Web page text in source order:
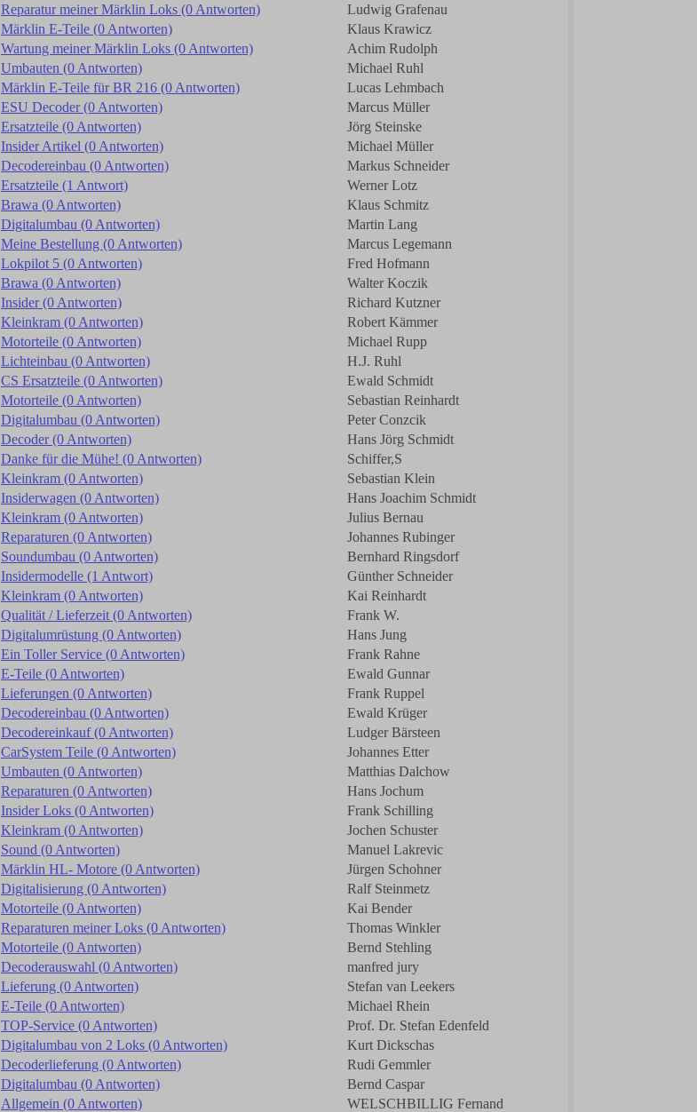
Reparatur meiner Märklin Loks (0 Antworten)
Ludwig Grafenau
Märklin E-Teile (0 Antworten)
Klaus Krawicz
Wartung meiner Märklin Loks (0 Antworten)
Achim Rudolph
Umbauten (0 Antworten)
Michael Ruhl
Märklin E-Teile für BR 216 (0 Antworten)
Lucas Lehmbach
ESU Decoder (0 Antworten)
Marcus Müller
Ersatzteile (0 Antworten)
Jörg Steinske
Insider Artikel (0 Antworten)
Michael Müller
Decodereinbau (0 Antworten)
Markus Schneider
Ersatzteile (1 Antwort)
Werner Lotz
Brawa (0 Antworten)
Klaus Schmitz
Digitalumbau (0 Antworten)
Martin Lang
Meine Bestellung (0 Antworten)
Marcus Legemann
Lokpilot 5 (0 Antworten)
Fred Hofmann
Brawa (0 Antworten)
Walter Koczik
Insider (0 Antworten)
Richard Kutzner
Kleinkram (0 Antworten)
Robert Kämmer
Motorteile (0 Antworten)
Michael Rupp
Lichteinbau (0 Antworten)
H.J. Ruhl
CS Ersatzteile (0 Antworten)
Ewald Schmidt
Motorteile (0 Antworten)
Sebastian Reinhardt
Digitalumbau (0 Antworten)
Peter Conzcik
Decoder (0 Antworten)
Hans Jörg Schmidt
Danke für die Mühe! (0 Antworten)
Schiffer,S
Kleinkram (0 Antworten)
Sebastian Klein
Insiderwagen (0 Antworten)
Hans Joachim Schmidt
Kleinkram (0 Antworten)
Julius Bernau
Reparaturen (0 Antworten)
Johannes Rubinger
Soundumbau (0 Antworten)
Bernhard Ringsdorf
Insidermodelle (1 Antwort)
Günther Schneider
Kleinkram (0 Antworten)
Kai Reinhardt
Qualität / Lieferzeit (0 Antworten)
Frank W.
Digitalumrüstung (0 Antworten)
Hans Jung
Ein Toller Service (0 Antworten)
Frank Rahne
E-Teile (0 Antworten)
Ewald Gunnar
Lieferungen (0 Antworten)
Frank Ruppel
Decodereinbau (0 Antworten)
Ewald Krüger
Decodereinkauf (0 Antworten)
Ludger Bärsteen
CarSystem Teile (0 Antworten)
Johannes Etter
Umbauten (0 Antworten)
Matthias Dalchow
Reparaturen (0 Antworten)
Hans Jochum
Insider Loks (0 Antworten)
Frank Schilling
Kleinkram (0 Antworten)
Jochen Schuster
Sound (0 Antworten)
Manuel Lakrevic
Märklin HL- Motore (0 Antworten)
Jürgen Schohner
Digitalisierung (0 Antworten)
Ralf Steinmetz
Motorteile (0 Antworten)
Kai Bender
Reparaturen meiner Loks (0 Antworten)
Thomas Winkler
Motorteile (0 Antworten)
Bernd Stehling
Decoderauswahl (0 Antworten)
manfred jury
Lieferung (0 Antworten)
Stefan van Leekers
E-Teile (0 Antworten)
Michael Rhein
TOP-Service (0 Antworten)
Prof. Dr. Stefan Edenfeld
Digitalumbau von 2 Loks (0 Antworten)
Kurt Dickschas
Decoderlieferung (0 Antworten)
Rudi Gemmler
Digitalumbau (0 Antworten)
Bernd Caspar
Allgemein (0 Antworten)
WELSCHBILLIG Fernand